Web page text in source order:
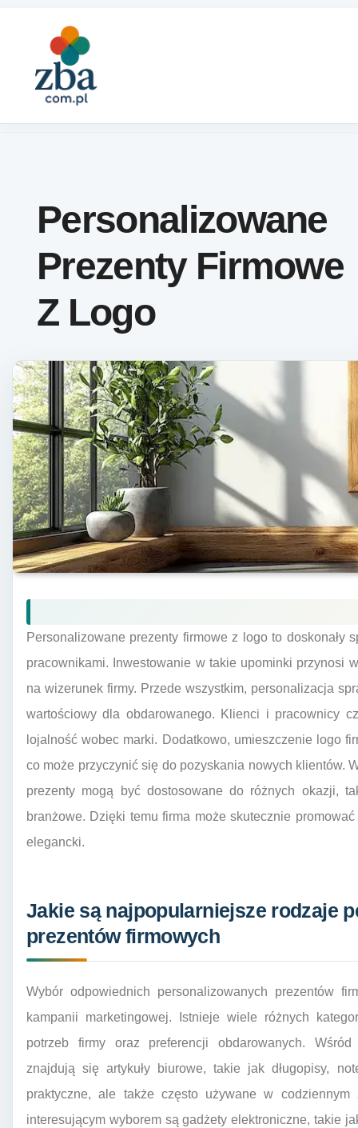
Personalizowane
Prezenty Firmowe
Z Logo
Personalizowane prezenty firmowe z logo to doskonały
pracownikami. Inwestowanie w takie upominki przynosi
na wizerunek firmy. Przede wszystkim, personalizacja
wartościowy dla obdarowanego. Klienci i pracownicy
lojalność wobec marki. Dodatkowo, umieszczenie logo
co może przyczynić się do pozyskania nowych klientów.
prezenty mogą być dostosowane do różnych okazji,
branżowe. Dzięki temu firma może skutecznie
elegancki.
Jakie są najpopularniejsze rodzaje
prezentów firmowych
Wybór odpowiednich personalizowanych prezentów
kampanii marketingowej. Istnieje wiele różnych
potrzeb firmy oraz preferencji obdarowanych.
znajdują się artykuły biurowe, takie jak długopisy,
praktyczne, ale także często używane w
interesującym wyborem są gadżety elektroniczne, takie